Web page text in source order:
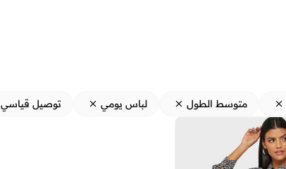
متوسط الطول لباس يومي توصيل قياسي